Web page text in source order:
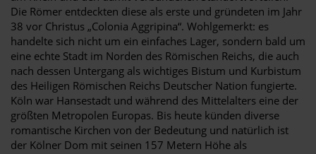
Die Römer entdeckten diese als erste und gründeten im Jahr
38 vor Christus „Colonia Aggripina“. Wohlgemerkt: es
handelte sich nicht um ein einfaches Lager, sondern bald um
eine echte Stadt im Norden des Römischen Reichs, die auch
nach dessen Untergang als wichtiges Bistum und Kurbistum
des Heiligen Römischen Reichs Deutscher Nation fungierte.
Köln war Hansestadt und während des Mittelalters eine der
größten Metropolen Europas. Bis heute künden diverse
romantische Kirchen von der Bedeutung und natürlich ist
der Kölner Dom mit seinen 157 Metern Höhe als